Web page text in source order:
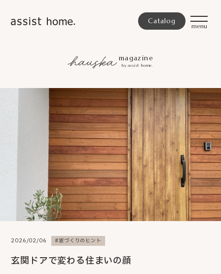
Catalog
magazine
by assist home.
2026/02/06 #家づくりのヒント
玄関ドアで変わる住まいの顔